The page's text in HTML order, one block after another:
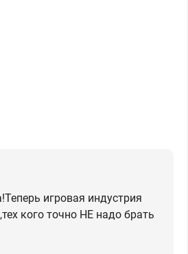
игровая индустрия
кого точно НЕ надо брать